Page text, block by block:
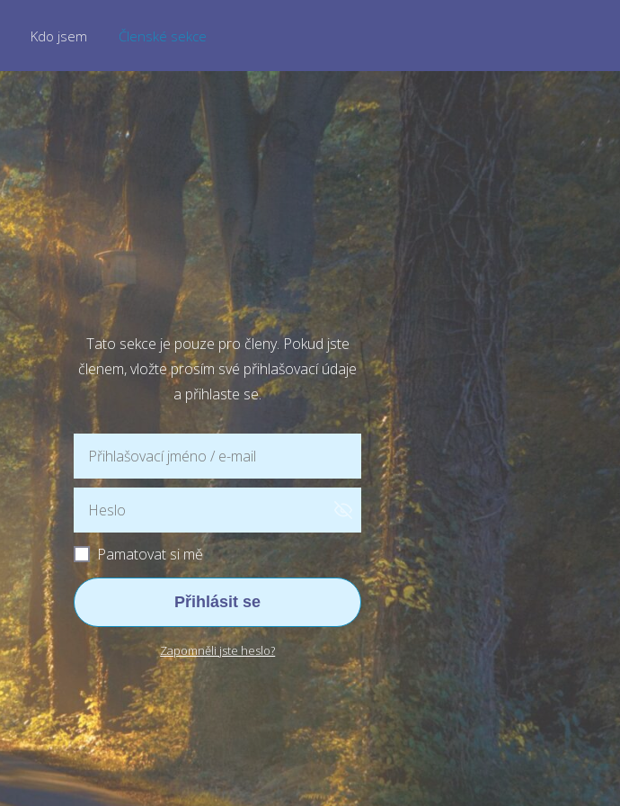
Kdo jsem Členské sekce
Tato sekce je pouze pro členy. Pokud jste
členem, vložte prosím své přihlašovací údaje
a přihlaste se.
Pamatovat si mě
Přihlásit se
Zapomněli jste heslo?